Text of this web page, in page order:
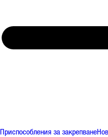
Приспособления за закрепване